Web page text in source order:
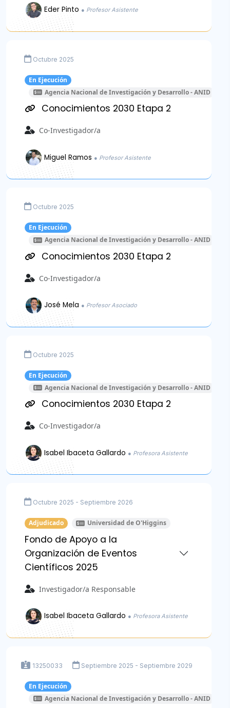
Eder Pinto ● Profesor Asistente
Octubre 2025
En Ejecución
Agencia Nacional de Investigación y Desarrollo - ANID
Conocimientos 2030 Etapa 2
Co-Investigador/a
Miguel Ramos ● Profesor Asistente
Octubre 2025
En Ejecución
Agencia Nacional de Investigación y Desarrollo - ANID
Conocimientos 2030 Etapa 2
Co-Investigador/a
José Mela ● Profesor Asociado
Octubre 2025
En Ejecución
Agencia Nacional de Investigación y Desarrollo - ANID
Conocimientos 2030 Etapa 2
Co-Investigador/a
Isabel Ibaceta Gallardo ● Profesora Asistente
Octubre 2025 - Septiembre 2026
Adjudicado Universidad de O'Higgins
Fondo de Apoyo a la
Organización de Eventos
Científicos 2025
Investigador/a Responsable
Isabel Ibaceta Gallardo ● Profesora Asistente
13250033 Septiembre 2025 - Septiembre 2029
En Ejecución
Agencia Nacional de Investigación y Desarrollo - ANID